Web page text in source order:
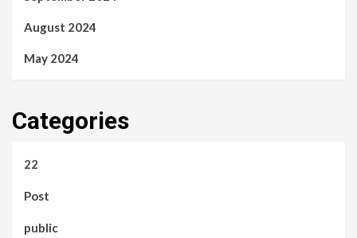
August 2024
May 2024
Categories
22
Post
public